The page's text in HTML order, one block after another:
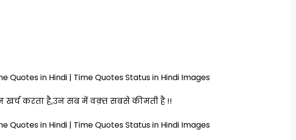
खर्च करता है,उन सब में वक़्त सबसे कीमती है !!